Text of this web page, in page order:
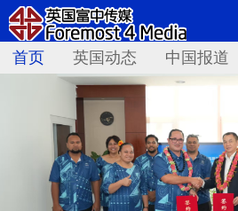
首页 英国动态 中国报道